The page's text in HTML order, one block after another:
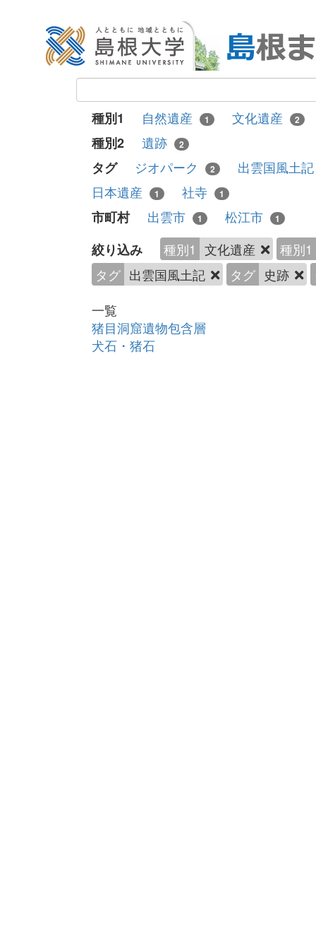
種別1 自然遺産 1 文化遺産 2
種別2 遺跡 2
タグ ジオパーク 2
出雲国風土
日本遺産
1 社寺 1
市町村 出雲市 1 松江市 1
絞り込み 種別1 文化遺産
種別1
タグ 出雲国風土記 タグ 史跡
一覧
猪目洞窟遺物包含層
犬石・猪石